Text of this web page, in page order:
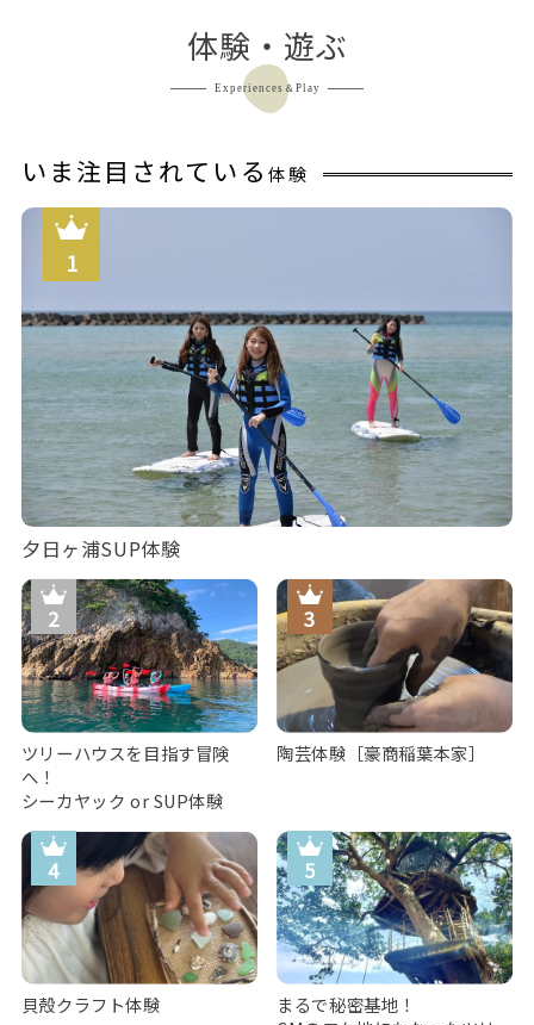
体験・遊ぶ
Experiences＆Play
いま注目されている 体験
夕日ヶ浦SUP体験
ツリーハウスを目指す冒険
へ！
シーカヤック or SUP体験
陶芸体験［豪商稲葉本家］
貝殻クラフト体験
まるで秘密基地！